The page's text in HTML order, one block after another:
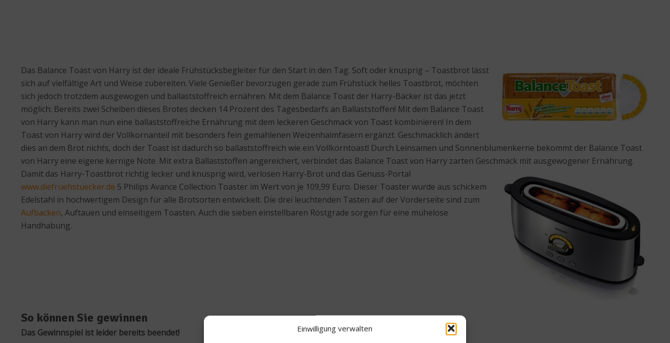
Einwilligung verwalten
Das Balance Toast von Harry ist der ideale Frühstücksbegleiter für den Start in den Tag. Soft oder knusprig – Toastbrot lässt
sich auf vielfältige Art und Weise zubereiten. Viele Genießer bevorzugen gerade zum Frühstück helles Toastbrot, möchten
sich jedoch trotzdem ausgewogen und ballaststoffreich ernähren. Mit dem Balance Toast der Harry-Bäcker ist das jetzt
möglich: Bereits zwei Scheiben dieses Brotes decken 14 Prozent des Tagesbedarfs an Ballaststoffen! Mit dem Balance Toast
von Harry kann man nun eine ballaststoffreiche Ernährung mit dem leckeren Geschmack von Toast kombinieren! In dem
Toast von Harry wird der Vollkornanteil mit besonders fein gemahlenen Weizenhalmfasern ergänzt. Geschmacklich ändert
dies an dem Brot nichts, doch der Toast ist dadurch so ballaststoffreich wie ein Vollkorntoast! Durch Leinsamen und Sonnenblumenkerne bekommt der Balance Toast
von Harry eine eigene kernige Note. Mit extra Ballaststoffen angereichert, verbindet das Balance Toast von Harry zarten Geschmack mit ausgewogener Ernährung.
Damit das Harry-Toastbrot richtig lecker und knusprig wird, verlosen Harry-Brot und das Genuss-Portal
www.diefruehstuecker.de 5 Philips Avance Collection Toaster im Wert von je 109,99 Euro. Dieser Toaster wurde aus schickem
Edelstahl in hochwertigem Design für alle Brotsorten entwickelt. Die drei leuchtenden Tasten auf der Vorderseite sind zum
Aufbacken, Auftauen und einseitigem Toasten. Auch die sieben einstellbaren Röstgrade sorgen für eine mühelose
Handhabung.
So können Sie gewinnen
Das Gewinnspiel ist leider bereits beendet!